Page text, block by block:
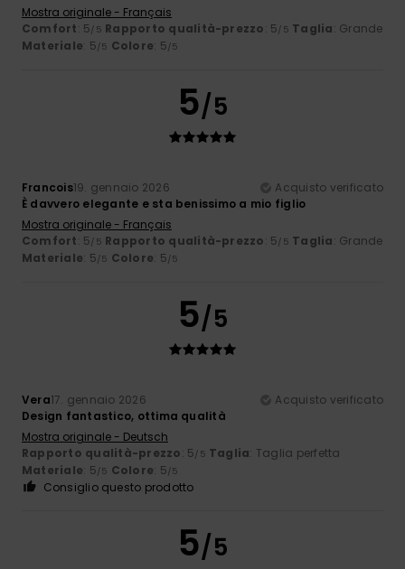
Mostra originale - Français
Comfort: 5/5 Rapporto qualità-prezzo: 5/5 Taglia: Grande
Materiale: 5/5 Colore: 5/5
5/5
Francois19. gennaio 2026
Acquisto verificato
È davvero elegante e sta benissimo a mio figlio
Mostra originale - Français
Comfort: 5/5 Rapporto qualità-prezzo: 5/5 Taglia: Grande
Materiale: 5/5 Colore: 5/5
5/5
Vera17. gennaio 2026
Acquisto verificato
Design fantastico, ottima qualità
Mostra originale - Deutsch
Rapporto qualità-prezzo: 5/5 Taglia: Taglia perfetta
Materiale: 5/5 Colore: 5/5
Consiglio questo prodotto
5/5